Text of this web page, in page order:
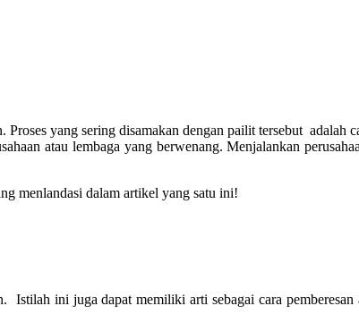
yang sering disamakan dengan pailit tersebut adalah
atau lembaga yang berwenang. Menjalankan
menlandasi dalam artikel yang satu ini!
ini juga dapat memiliki arti sebagai cara pemberesan